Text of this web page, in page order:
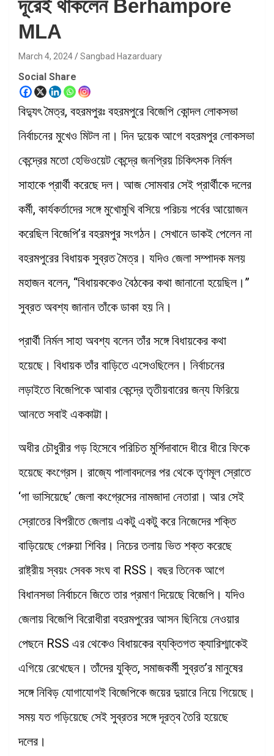
দূরেই থাকলেন Berhampore
MLA
March 4, 2024 Sangbad Hazarduary
Social Share
বিদ্যুৎ মৈত্র, বহরমপুরঃ বহরমপুরে বিজেপি কোন্দল লোকসভা
নির্বাচনের মুখেও মিটল না। দিন দুয়েক আগে বহরমপুর লোকসভা
কেন্দ্রের মতো হেভিওয়েট কেন্দ্রে জনপ্রিয় চিকিৎসক নির্মল
সাহাকে প্রার্থী করেছে দল। আজ সোমবার সেই প্রার্থীকে দলের
কর্মী, কার্যকর্তাদের সঙ্গে মুখোমুখি বসিয়ে পরিচয় পর্বের আয়োজন
করেছিল বিজেপি’র বহরমপুর সংগঠন। সেখানে ডাকই পেলেন না
বহরমপুরের বিধায়ক সুব্রত মৈত্র। যদিও জেলা সম্পাদক মলয়
মহাজন বলেন, “বিধায়ককেও বৈঠকের কথা জানানো হয়েছিল।”
সুব্রত অবশ্য জানান তাঁকে ডাকা হয় নি।
প্রার্থী নির্মল সাহা অবশ্য বলেন তাঁর সঙ্গে বিধায়কের কথা
হয়েছে। বিধায়ক তাঁর বাড়িতে এসেওছিলেন। নির্বাচনের
লড়াইতে বিজেপিকে আবার কেন্দ্রে তৃতীয়বারের জন্য ফিরিয়ে
আনতে সবাই এককাট্টা।
অধীর চৌধুরীর গড় হিসেবে পরিচিত মুর্শিদাবাদে ধীরে ধীরে ফিকে
হয়েছে কংগ্রেস। রাজ্যে পালাবদলের পর থেকে তৃণমূল স্রোতে
‘গা ভাসিয়েছে’ জেলা কংগ্রেসের নামজাদা নেতারা। আর সেই
স্রোতের বিপরীতে জেলায় একটু একটু করে নিজেদের শক্তি
বাড়িয়েছে গেরুয়া শিবির। নিচের তলায় ভিত শক্ত করেছে
রাষ্ট্রীয় স্বয়ং সেবক সংঘ বা RSS। বছর তিনেক আগে
বিধানসভা নির্বাচনে জিতে তার প্রমাণ দিয়েছে বিজেপি। যদিও
জেলায় বিজেপি বিরোধীরা বহরমপুরের আসন ছিনিয়ে নেওয়ার
পেছনে RSS এর থেকেও বিধায়কের ব্যক্তিগত ক্যারিশ্মাকেই
এগিয়ে রেখেছেন। তাঁদের যুক্তি, সমাজকর্মী সুব্রত’র মানুষের
সঙ্গে নিবিড় যোগাযোগই বিজেপিকে জয়ের দুয়ারে নিয়ে গিয়েছে।
সময় যত গড়িয়েছে সেই সুব্রতর সঙ্গে দূরত্ব তৈরি হয়েছে
দলের।